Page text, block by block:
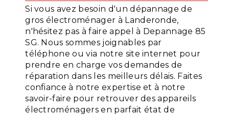
Si vous avez besoin d'un dépannage de
gros électroménager à Landeronde,
n'hésitez pas à faire appel à Depannage 85
SG. Nous sommes joignables par
téléphone ou via notre site internet pour
prendre en charge vos demandes de
réparation dans les meilleurs délais. Faites
confiance à notre expertise et à notre
savoir-faire pour retrouver des appareils
électroménagers en parfait état de